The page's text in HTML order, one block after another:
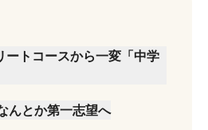
ートコースから一変「中学
んとか第一志望へ